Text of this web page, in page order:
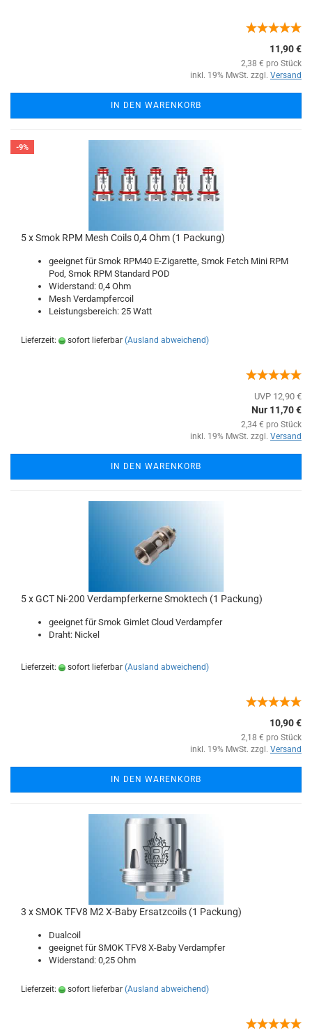
11,90 €
2,38 € pro Stück
inkl. 19% MwSt. zzgl. Versand
IN DEN WARENKORB
-9%
5 x Smok RPM Mesh Coils 0,4 Ohm (1 Packung)
geeignet für Smok RPM40 E-Zigarette, Smok Fetch Mini RPM
Pod, Smok RPM Standard POD
Widerstand: 0,4 Ohm
Mesh Verdampfercoil
Leistungsbereich: 25 Watt
Lieferzeit: sofort lieferbar (Ausland abweichend)
UVP 12,90 €
Nur 11,70 €
2,34 € pro Stück
inkl. 19% MwSt. zzgl. Versand
IN DEN WARENKORB
5 x GCT Ni-200 Verdampferkerne Smoktech (1 Packung)
geeignet für Smok Gimlet Cloud Verdampfer
Draht: Nickel
Lieferzeit: sofort lieferbar (Ausland abweichend)
10,90 €
2,18 € pro Stück
inkl. 19% MwSt. zzgl. Versand
IN DEN WARENKORB
3 x SMOK TFV8 M2 X-Baby Ersatzcoils (1 Packung)
Dualcoil
geeignet für SMOK TFV8 X-Baby Verdampfer
Widerstand: 0,25 Ohm
Lieferzeit: sofort lieferbar (Ausland abweichend)